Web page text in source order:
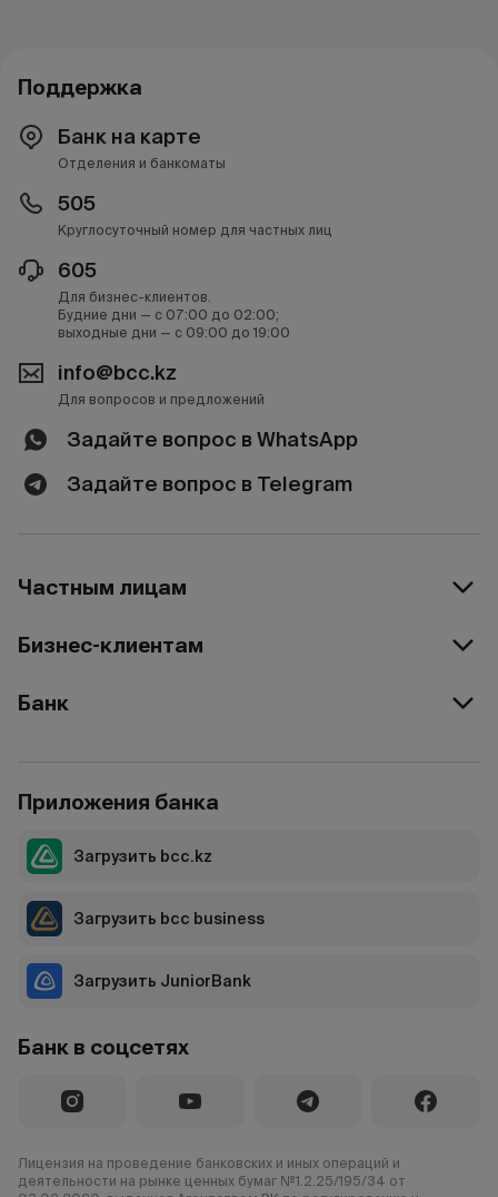
Поддержка
Банк на карте
Отделения и банкоматы
505
Круглосуточный номер для частных лиц
605
Для бизнес-клиентов.
Будние дни — с 07:00 до 02:00;
выходные дни — с 09:00 до 19:00
info@bcc.kz
Для вопросов и предложений
Задайте вопрос в WhatsApp
Задайте вопрос в Telegram
Частным лицам
Бизнес-клиентам
Банк
Банк в соцсетях
Приложения банка
Загрузить bcc.kz
Загрузить bcc business
Загрузить JuniorBank
Лицензия на проведение банковских и иных операций и
деятельности на рынке ценных бумаг №1.2.25/195/34 от